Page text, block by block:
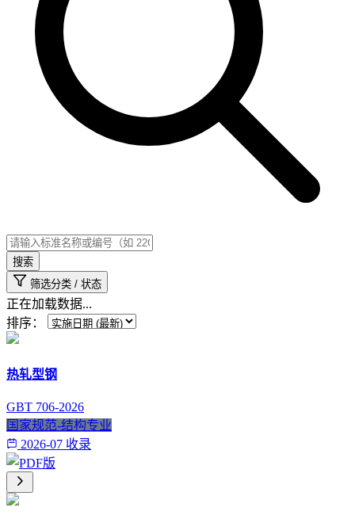
搜索
筛选分类 / 状态
正在加载数据...
排序：
热轧型钢
GBT 706-2026
国家规范-结构专业
2026-07 收录